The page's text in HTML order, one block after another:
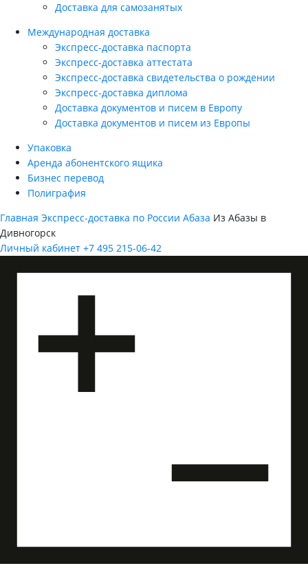
Доставка для самозанятых
Международная доставка
Экспресс-доставка паспорта
Экспресс-доставка аттестата
Экспресс-доставка свидетельства о рождении
Экспресс-доставка диплома
Доставка документов и писем в Европу
Доставка документов и писем из Европы
Упаковка
Аренда абонентского ящика
Бизнес перевод
Полиграфия
Главная Экспресс-доставка по России Абаза Из Абазы в
Дивногорск
Личный кабинет +7 495 215-06-42